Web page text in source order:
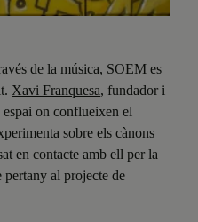
de la música, SOEM es
Xavi Franquesa, fundador i
espai on conflueixen el
sobre els cànons
en contacte amb ell per la
pertany al projecte de